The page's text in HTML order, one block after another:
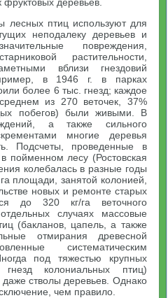
лесных птиц используют для
неподалеку деревьев и
повреждения,
растительности,
вблизи гнездовий
в 1946 г. в парках
более 6 тыс. гнезд; каждое
из 270 веточек, 37%
побегов) были живыми. В
а также сильного
многие деревья
Подсчеты, проведенные в
пойменном лесу (Ростовская
колебалась в разные годы
площади, занятой колонией,
новых и ремонте старых
до 320 кг/га веточного
случаях массовые
(бакланов, цапель, а также
отмирания древесной
систематическим
под тяжестью крупных
колониальных птиц)
стволы деревьев. Однако
чем правило.